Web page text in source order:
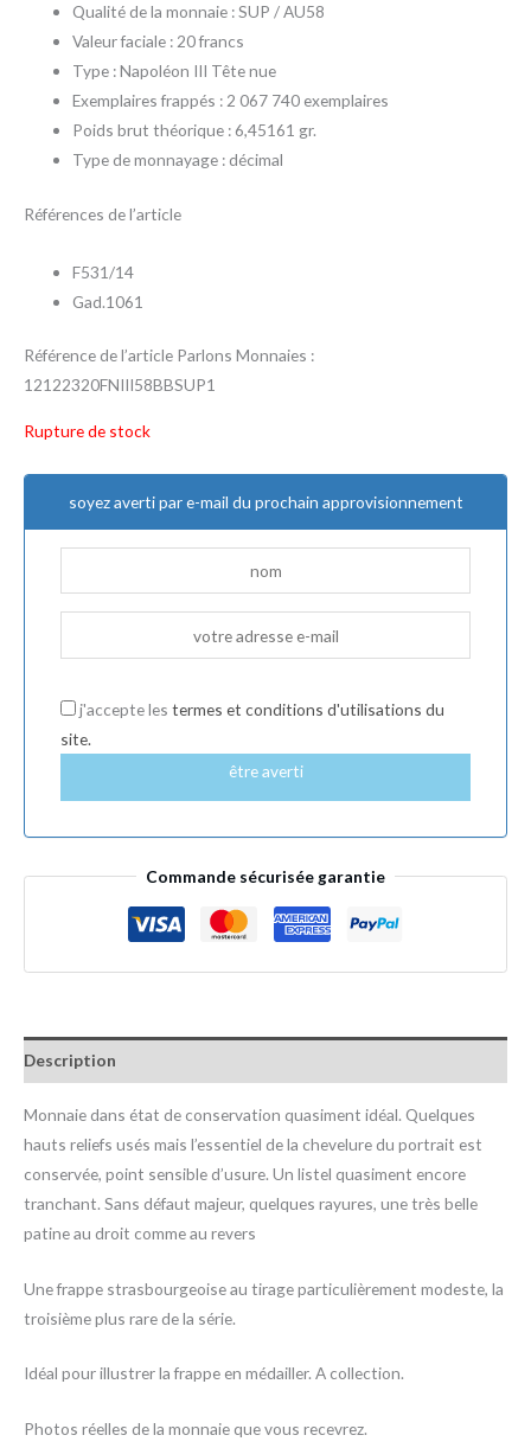
Qualité de la monnaie : SUP / AU58
Valeur faciale : 20 francs
Type : Napoléon III Tête nue
Exemplaires frappés : 2 067 740 exemplaires
Poids brut théorique : 6,45161 gr.
Type de monnayage : décimal
Références de l’article
F531/14
Gad.1061
Référence de l’article Parlons Monnaies :
12122320FNIII58BBSUP1
Rupture de stock
soyez averti par e-mail du prochain approvisionnement
j'accepte les termes et conditions d'utilisations du
site.
être averti
Commande sécurisée garantie
Description
Monnaie dans état de conservation quasiment idéal. Quelques
hauts reliefs usés mais l’essentiel de la chevelure du portrait est
conservée, point sensible d’usure. Un listel quasiment encore
tranchant. Sans défaut majeur, quelques rayures, une très belle
patine au droit comme au revers
Une frappe strasbourgeoise au tirage particulièrement modeste, la
troisième plus rare de la série.
Idéal pour illustrer la frappe en médailler. A collection.
Photos réelles de la monnaie que vous recevrez.